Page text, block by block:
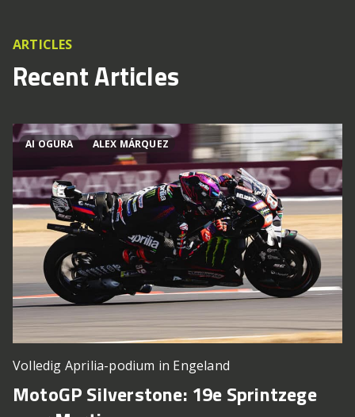
ARTICLES
Recent Articles
AI OGURA ALEX MÁRQUEZ
Volledig Aprilia-podium in Engeland
MotoGP Silverstone: 19e Sprintzege